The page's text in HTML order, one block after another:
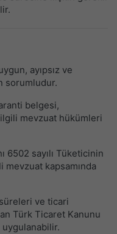
ayıpsız ve
sorumludur.
belgesi,
mevzuat hükümleri
6502 sayılı Tüketicinin
mevzuat kapsamında
ve ticari
Türk Ticaret Kanunu